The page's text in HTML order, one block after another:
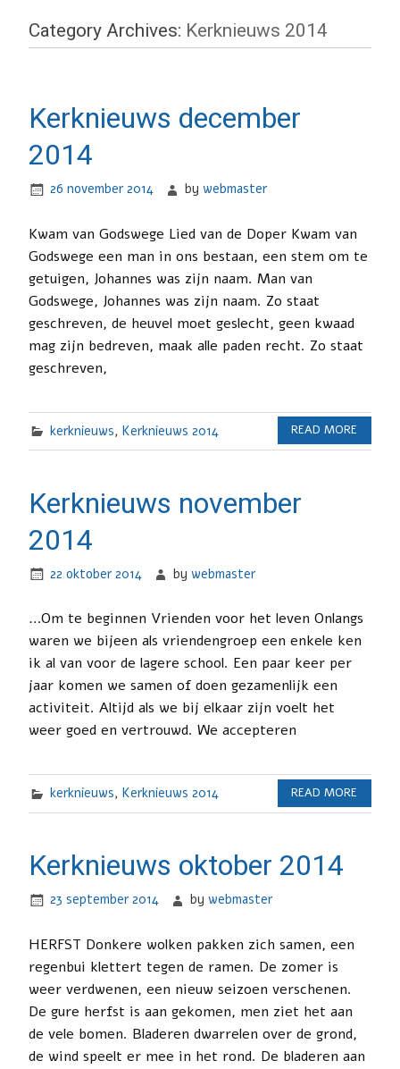
Category Archives: Kerknieuws 2014
Kerknieuws december
2014
26 november 2014 bywebmaster
Kwam van Godswege Lied van de Doper Kwam van
Godswege een man in ons bestaan, een stem om te
getuigen, Johannes was zijn naam. Man van
Godswege, Johannes was zijn naam. Zo staat
geschreven, de heuvel moet geslecht, geen kwaad
mag zijn bedreven, maak alle paden recht. Zo staat
geschreven,
kerknieuws, Kerknieuws 2014 READ MORE
Kerknieuws november
2014
22 oktober 2014 bywebmaster
…Om te beginnen Vrienden voor het leven Onlangs
waren we bijeen als vriendengroep een enkele ken
ik al van voor de lagere school. Een paar keer per
jaar komen we samen of doen gezamenlijk een
activiteit. Altijd als we bij elkaar zijn voelt het
weer goed en vertrouwd. We accepteren
kerknieuws, Kerknieuws 2014 READ MORE
Kerknieuws oktober 2014
23 september 2014 bywebmaster
HERFST Donkere wolken pakken zich samen, een
regenbui klettert tegen de ramen. De zomer is
weer verdwenen, een nieuw seizoen verschenen.
De gure herfst is aan gekomen, men ziet het aan
de vele bomen. Bladeren dwarrelen over de grond,
de wind speelt er mee in het rond. De bladeren aan